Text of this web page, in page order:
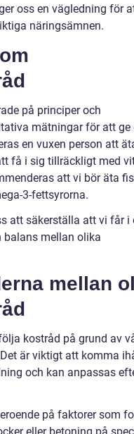
oss en vägledning för
näringsämnen.
på principer och
mätningar för att ge
en vuxen person att
få i sig tillräckligt med
att vi bör äta
3-fettsyrorna.
att säkerställa att vi får i
balans mellan olika
mellan
kostråd på grund av
är viktigt att komma
och kan anpassas
på faktorer som